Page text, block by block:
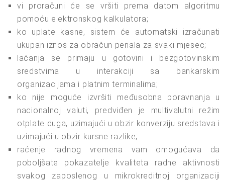
vi proračuni će se vršiti prema datom algoritmu
pomoću elektronskog kalkulatora;
ko uplate kasne, sistem će automatski izračunati
ukupan iznos za obračun penala za svaki mjesec;
laćanja se primaju u gotovini i bezgotovinskim
sredstvima u interakciji sa bankarskim
organizacijama i platnim terminalima;
ko nije moguće izvršiti međusobna poravnanja u
nacionalnoj valuti, predviđen je multivalutni režim
otplate duga, uzimajući u obzir konverziju sredstava i
uzimajući u obzir kursne razlike;
raćenje radnog vremena vam omogućava da
poboljšate pokazatelje kvaliteta radne aktivnosti
svakog zaposlenog u mikrokreditnoj organizaciji